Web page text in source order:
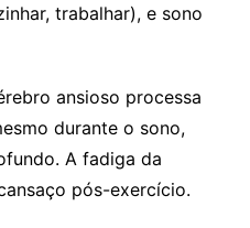
trabalhar), e sono
ansioso processa
durante o sono,
A fadiga da
pós-exercício.